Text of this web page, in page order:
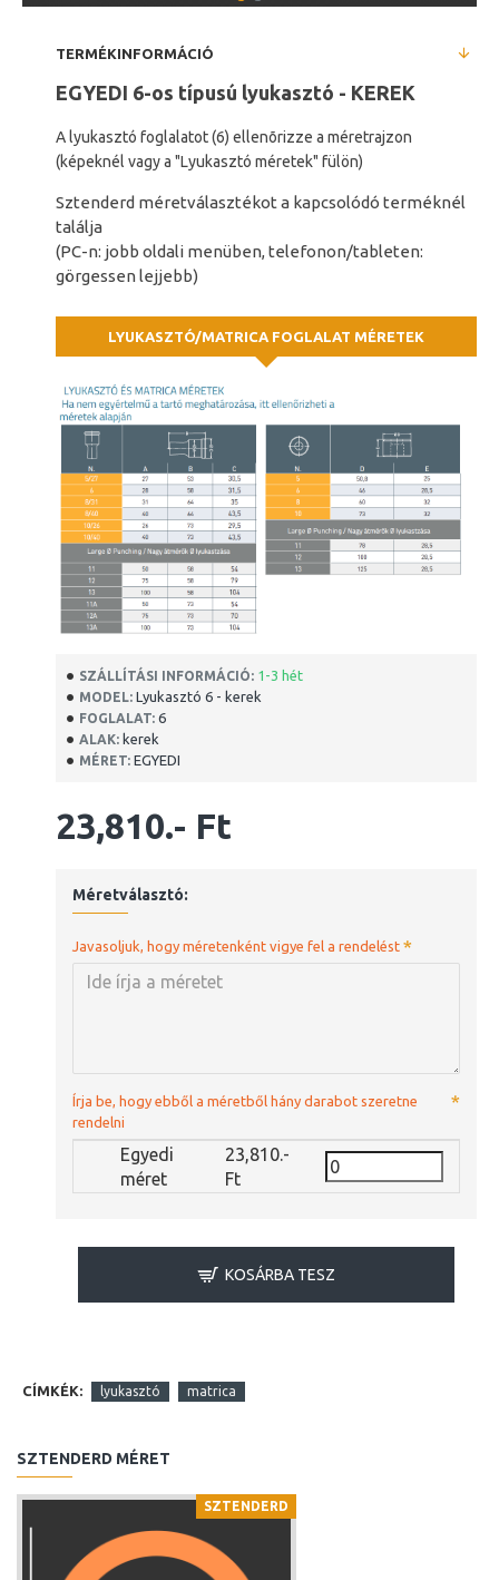
TERMÉKINFORMÁCIÓ
EGYEDI 6-os típusú lyukasztó - KEREK
A lyukasztó foglalatot (6) ellenõrizze a méretrajzon
(képeknél vagy a "Lyukasztó méretek" fülön)
Sztenderd méretválasztékot a kapcsolódó terméknél
találja
(PC-n: jobb oldali menüben, telefonon/tableten:
görgessen lejjebb)
LYUKASZTÓ/MATRICA FOGLALAT MÉRETEK
SZÁLLÍTÁSI INFORMÁCIÓ: 1-3 hét
MODEL: Lyukasztó 6 - kerek
FOGLALAT: 6
ALAK: kerek
MÉRET: EGYEDI
23,810.- Ft
Méretválasztó:
Javasoljuk, hogy méretenként vigye fel a rendelést
Írja be, hogy ebből a méretből hány darabot szeretne
rendelni
Egyedi
méret
23,810.-
Ft
KOSÁRBA TESZ
CÍMKÉK: lyukasztó matrica
SZTENDERD MÉRET
SZTENDERD